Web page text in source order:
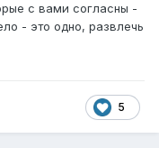
с вами согласны -
- это одно, развлечь
5